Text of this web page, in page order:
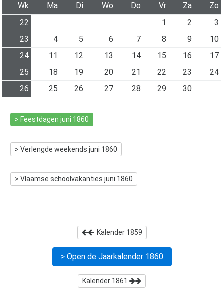
Wk Ma Di Wo Do Vr Za
Zo
22
1 2
3
23
4 5 6 7 8 9
10
24
11 12 13 14 15 16
17
25
18 19 20 21 22 23
24
26
25 26 27 28 29 30
> Feestdagen juni 1860
> Verlengde weekends juni 1860
> Vlaamse schoolvakanties juni 1860
Kalender 1859
> Open de Jaarkalender 1860
Kalender 1861